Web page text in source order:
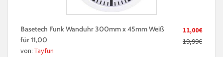
11,00€
19,99€
Basetech Funk Wanduhr 300mm x 45mm Weiß
für 11,00
von: Tayfun